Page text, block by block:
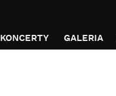
KONCERTY
GALERIA